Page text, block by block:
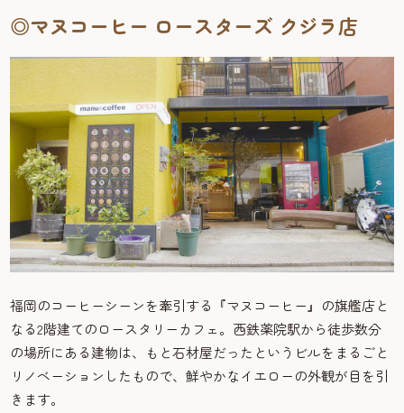
◎マヌコーヒー ロースターズ クジラ店
福岡のコーヒーシーンを牽引する『マヌコーヒー』の旗艦店と
なる2階建てのロースタリーカフェ。西鉄薬院駅から徒歩数分
の場所にある建物は、もと石材屋だったというビルをまるごと
リノベーションしたもので、鮮やかなイエローの外観が目を引
きます。